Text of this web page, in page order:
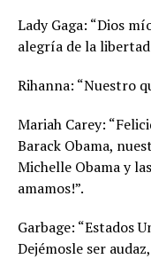
Lady Gaga: “Dios
alegría de la libertad
Rihanna: “Nuestro
Mariah Carey:
Barack Obama,
Michelle Obama y
amamos!”.
Garbage: “Estados
Dejémosle ser